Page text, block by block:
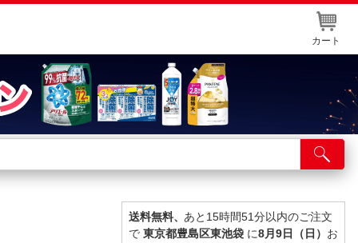
カート
舗サービス
ト取り置き
送料無料、 あと15時間51分以内のご注文
で 東京都豊島区東池袋 に8月9日（日） お